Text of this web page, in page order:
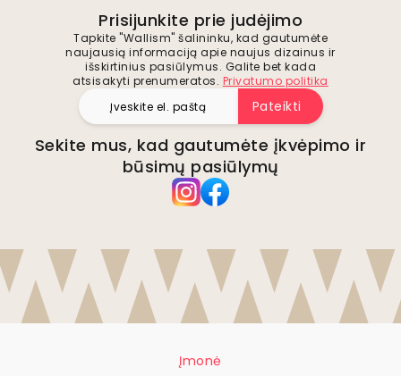
Prisijunkite prie judėjimo
Tapkite "Wallism" šalininku, kad gautumėte
naujausią informaciją apie naujus dizainus ir
išskirtinius pasiūlymus. Galite bet kada
atsisakyti prenumeratos. Privatumo politika
Pateikti
Sekite mus, kad gautumėte įkvėpimo ir
būsimų pasiūlymų
Įmonė